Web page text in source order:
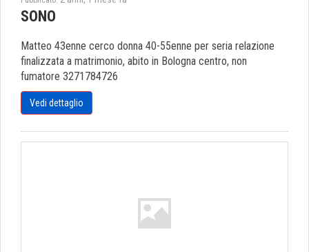
SONO
Matteo 43enne cerco donna 40-55enne per seria relazione
finalizzata a matrimonio, abito in Bologna centro, non
fumatore 3271784726
Vedi dettaglio